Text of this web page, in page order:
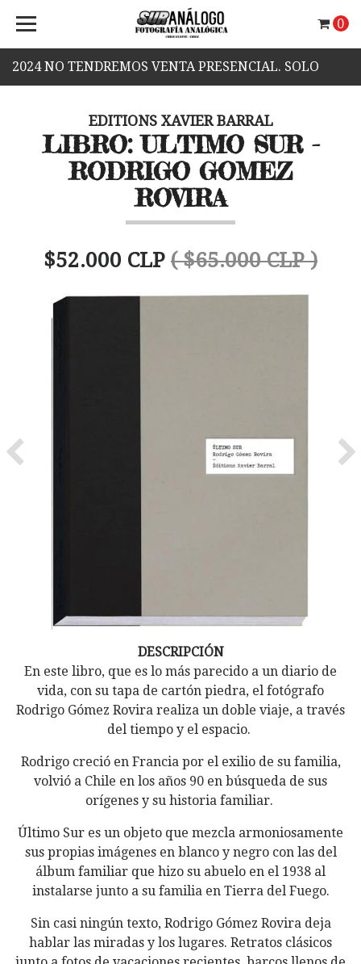
2024 NO TENDREMOS VENTA PRESENCIAL. SOLO
0
EDITIONS XAVIER BARRAL
LIBRO: ULTIMO SUR -
RODRIGO GOMEZ
ROVIRA
$52.000 CLP ( $65.000 CLP )
Previous
DESCRIPCIÓN
En este libro, que es lo más parecido a un diario de
vida, con su tapa de cartón piedra, el fotógrafo
Rodrigo Gómez Rovira realiza un doble viaje, a través
del tiempo y el espacio.
Rodrigo creció en Francia por el exilio de su familia,
volvió a Chile en los años 90 en búsqueda de sus
orígenes y su historia familiar.
Último Sur es un objeto que mezcla armoniosamente
sus propias imágenes en blanco y negro con las del
álbum familiar que hizo su abuelo en el 1938 al
instalarse junto a su familia en Tierra del Fuego.
Sin casi ningún texto, Rodrigo Gómez Rovira deja
hablar las miradas y los lugares. Retratos clásicos